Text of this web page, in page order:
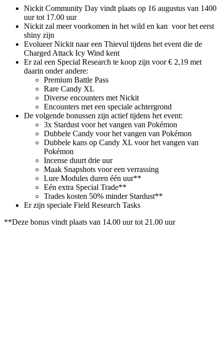
Nickit Community Day vindt plaats op 16 augustus van 1400
uur tot 17.00 uur
Nickit zal meer voorkomen in het wild en kan voor het eerst
shiny zijn
Evolueer Nickit naar een Thievul tijdens het event die de
Charged Attack Icy Wind kent
Er zal een Special Research te koop zijn voor € 2,19 met
daarin onder andere:
Premium Battle Pass
Rare Candy XL
Diverse encounters met Nickit
Encounters met een speciale achtergrond
De volgende bonussen zijn actief tijdens het event:
3x Stardust voor het vangen van Pokémon
Dubbele Candy voor het vangen van Pokémon
Dubbele kans op Candy XL voor het vangen van
Pokémon
Incense duurt drie uur
Maak Snapshots voor een verrassing
Lure Modules duren één uur**
Eén extra Special Trade**
Trades kosten 50% minder Stardust**
Er zijn speciale Field Research Tasks
**Deze bonus vindt plaats van 14.00 uur tot 21.00 uur